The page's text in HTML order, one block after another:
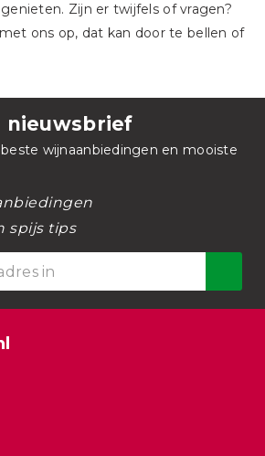
Zijn er twijfels of vragen?
ons op, dat kan door te bellen of
nieuwsbrief
wijnaanbiedingen en mooiste
spijs tips